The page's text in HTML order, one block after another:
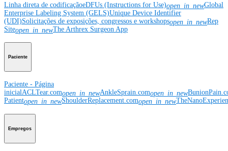
Linha direta de codificaçãoeDFUs (Instructions for Use)open_in_newGlobal
Enterprise Labeling System (GELS)Unique Device Identifier
(UDI)Solicitações de exposições, congressos e workshopsopen_in_newRep
Siteopen_in_newThe Arthrex Surgeon App
Paciente
Paciente - Página
inicialACLTear.comopen_in_newAnkleSprain.comopen_in_new
Patientopen_in_newShoulderReplacement.comopen_in_new
Empregos